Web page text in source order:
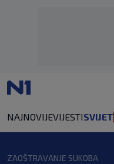
NAJNOVIJEVIJESTISVIJET
ZAOŠTRAVANJE SUKOBA